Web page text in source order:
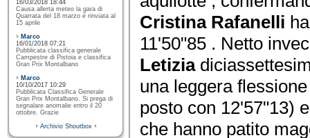
16/03/2018 18:44
Causa allerta meteo la gara di
Quarrata del 18 marzo è rinviata al
15 aprile
Marco
16/01/2018 07:21
Pubblicata classifica generale
Campestre di Pistoia e classifica
Gran Prix Montalbano
Marco
10/10/2017 10:29
Pubblicata Classifica Generale
Gran Prix Montalbano. Si prega di
segnalare anomalie entro il 20
ottobre. Grazie
Archivio Shoutbox
Cristina Rafanelli
11'50"85 . Netto
Letizia
una leggera
posto con 12'57"13)
che hanno patito